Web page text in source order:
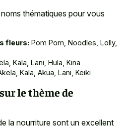
thématiques pour vous
fleurs: Pom Pom, Noodles, Lolly,
Kala, Lani, Hula, Kina
Kala, Akua, Lani, Keiki
le thème de
la nourriture sont un excellent